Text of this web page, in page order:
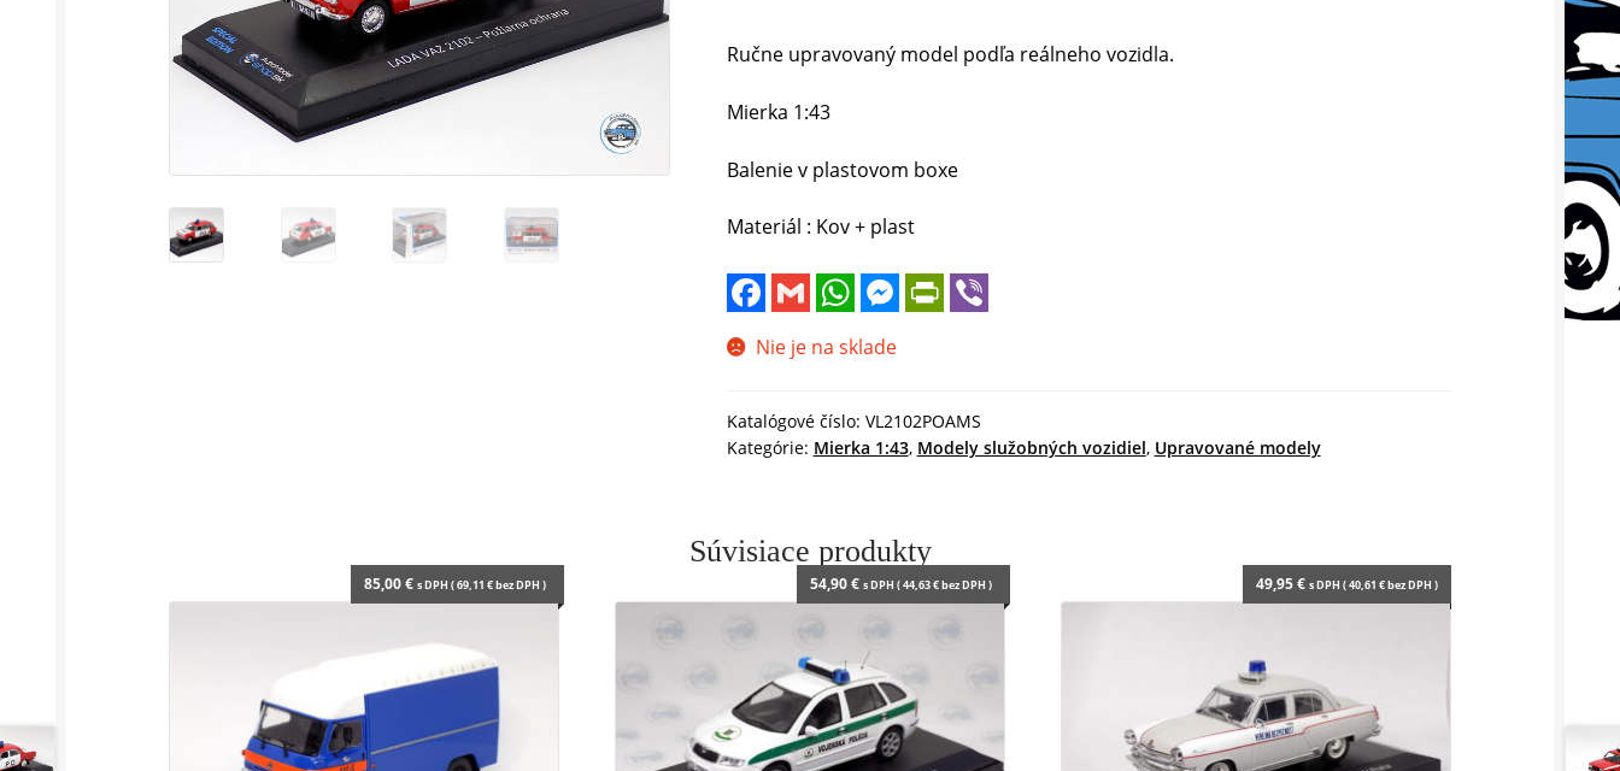
Ručne upravovaný model podľa reálneho vozidla.
Mierka 1:43
Balenie v plastovom boxe
Materiál : Kov + plast
e
b
k
G
m
i
l
W
t
s
p
M
e
r
i
e
n
Nie je na sklade
Katalógové číslo: VL2102POAMS
Kategórie: Mierka 1:43, Modely služobných vozidiel, Upravované modely
Súvisiace produkty
85,00€ s DPH (69,11 €bez DPH ) 54,90€ s DPH (44,63€bez DPH ) 49,95€ s DPH (40,61 €bez DPH )